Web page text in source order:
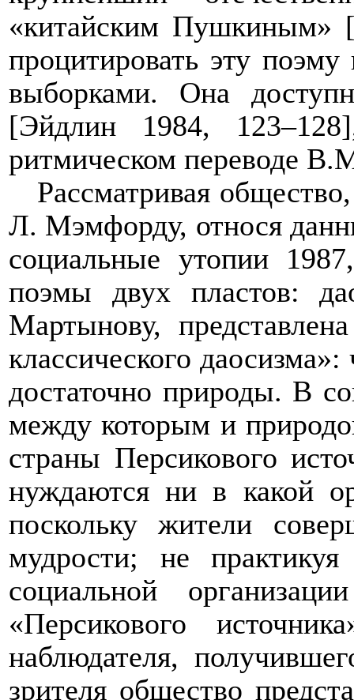
«китайским Пушкиным»
процитировать эту
выборками. Она
[Эйдлин 1984,
ритмическом переводе
Рассматривая
Л. Мэмфорду, относя
социальные утопии
поэмы двух пластов:
Мартынову,
классического
достаточно природы. В
между которым и
страны Персикового
нуждаются ни в какой
поскольку жители
мудрости; не
социальной
«Персикового
наблюдателя,
зрителя общество